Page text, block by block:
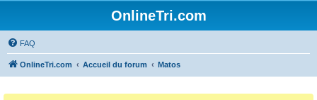
OnlineTri.com
FAQ
OnlineTri.com Accueil du forum Matos